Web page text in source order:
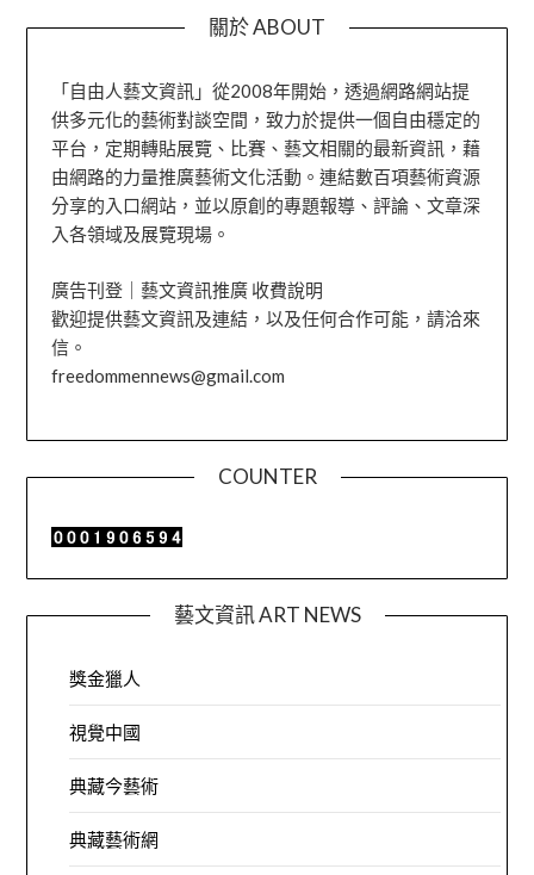
關於 ABOUT
「自由人藝文資訊」從2008年開始，透過網路網站提
供多元化的藝術對談空間，致力於提供一個自由穩定的
平台，定期轉貼展覽、比賽、藝文相關的最新資訊，藉
由網路的力量推廣藝術文化活動。連結數百項藝術資源
分享的入口網站，並以原創的專題報導、評論、文章深
入各領域及展覽現場。
廣告刊登｜藝文資訊推廣 收費說明
歡迎提供藝文資訊及連結，以及任何合作可能，請洽來
信。
freedommennews@gmail.com
COUNTER
藝文資訊 ART NEWS
獎金獵人
視覺中國
典藏今藝術
典藏藝術網